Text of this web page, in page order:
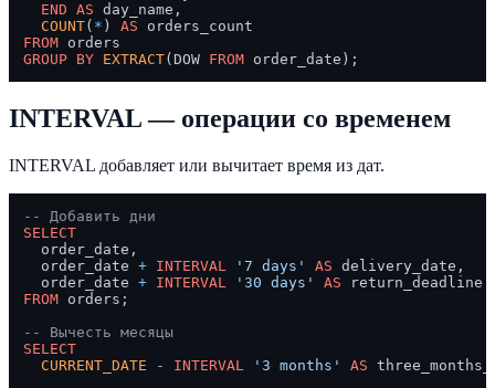
END AS day_name,
COUNT( * ) AS
FROM
GROUP BY EXTRACT(DOW FROM
INTERVAL — операции со временем
INTERVAL добавляет или вычитает время из дат.
-- Добавить дни
SELECT
  order_date,
  order_date
+ INTERVAL '7 days' AS delivery_date,
  order_date
+ INTERVAL '30 days' AS
FROM orders;
-- Вычесть месяцы
SELECT
CURRENT_DATE
- INTERVAL '3 months' AS